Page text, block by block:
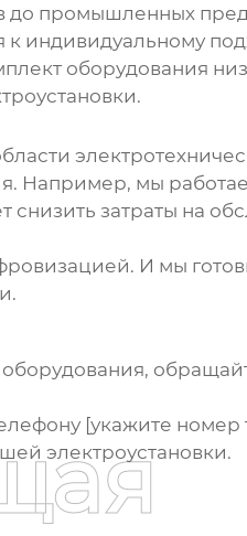
промышленных
индивидуальному
оборудования
Например, мы
затраты на
И мы
,
[укажите
электроустановки.